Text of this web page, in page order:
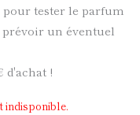
pour tester le parfum
un éventuel
d'achat !
indisponible.